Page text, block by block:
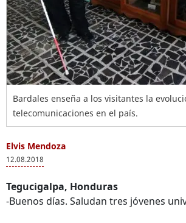
Bardales enseña a los visitantes la
telecomunicaciones en el país.
Elvis Mendoza
12.08.2018
Tegucigalpa, Honduras
-Buenos días. Saludan tres jóvenes